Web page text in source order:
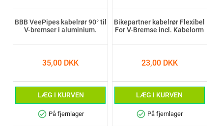
BBB VeePipes kabelrør 90° til
V-bremser i aluminium.
35,00 DKK
LÆG I KURVEN
check_circle På fjernlager
Bikepartner kabelrør Flexibel
For V-Bremse incl. Kabelorm
23,00 DKK
LÆG I KURVEN
check_circle På fjernlager